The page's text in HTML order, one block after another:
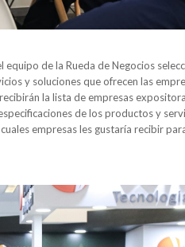
de la Rueda de Negocios
y soluciones que ofrecen las
la lista de empresas
de los productos y
empresas les gustaría recibir